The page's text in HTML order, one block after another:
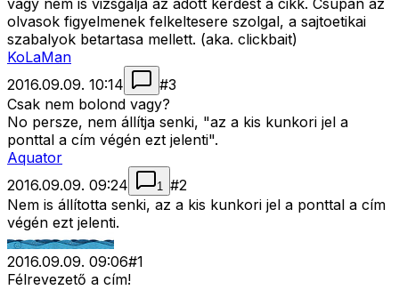
vagy nem is vizsgalja az adott kerdest a cikk. Csupan az
olvasok figyelmenek felkeltesere szolgal, a sajtoetikai
szabalyok betartasa mellett. (aka. clickbait)
KoLaMan
2016.09.09. 10:14
#3
Csak nem bolond vagy?
No persze, nem állítja senki, "az a kis kunkori jel a
ponttal a cím végén ezt jelenti".
Aquator
2016.09.09. 09:24
1 #2
Nem is állította senki, az a kis kunkori jel a ponttal a cím
végén ezt jelenti.
2016.09.09. 09:06#1
Félrevezető a cím!